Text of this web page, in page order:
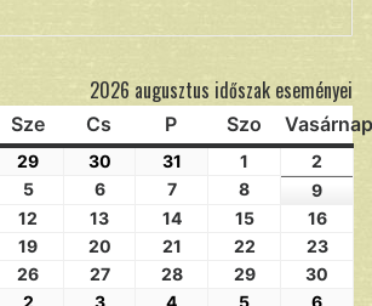
2026 augusztus időszak eseményei
Sze Cs P Szo Vasárnap
29 30 31 1
2
5 6 7 8
9
12 13 14 15
16
19 20 21 22
23
26 27 28 29
30
2 3 4 5 6